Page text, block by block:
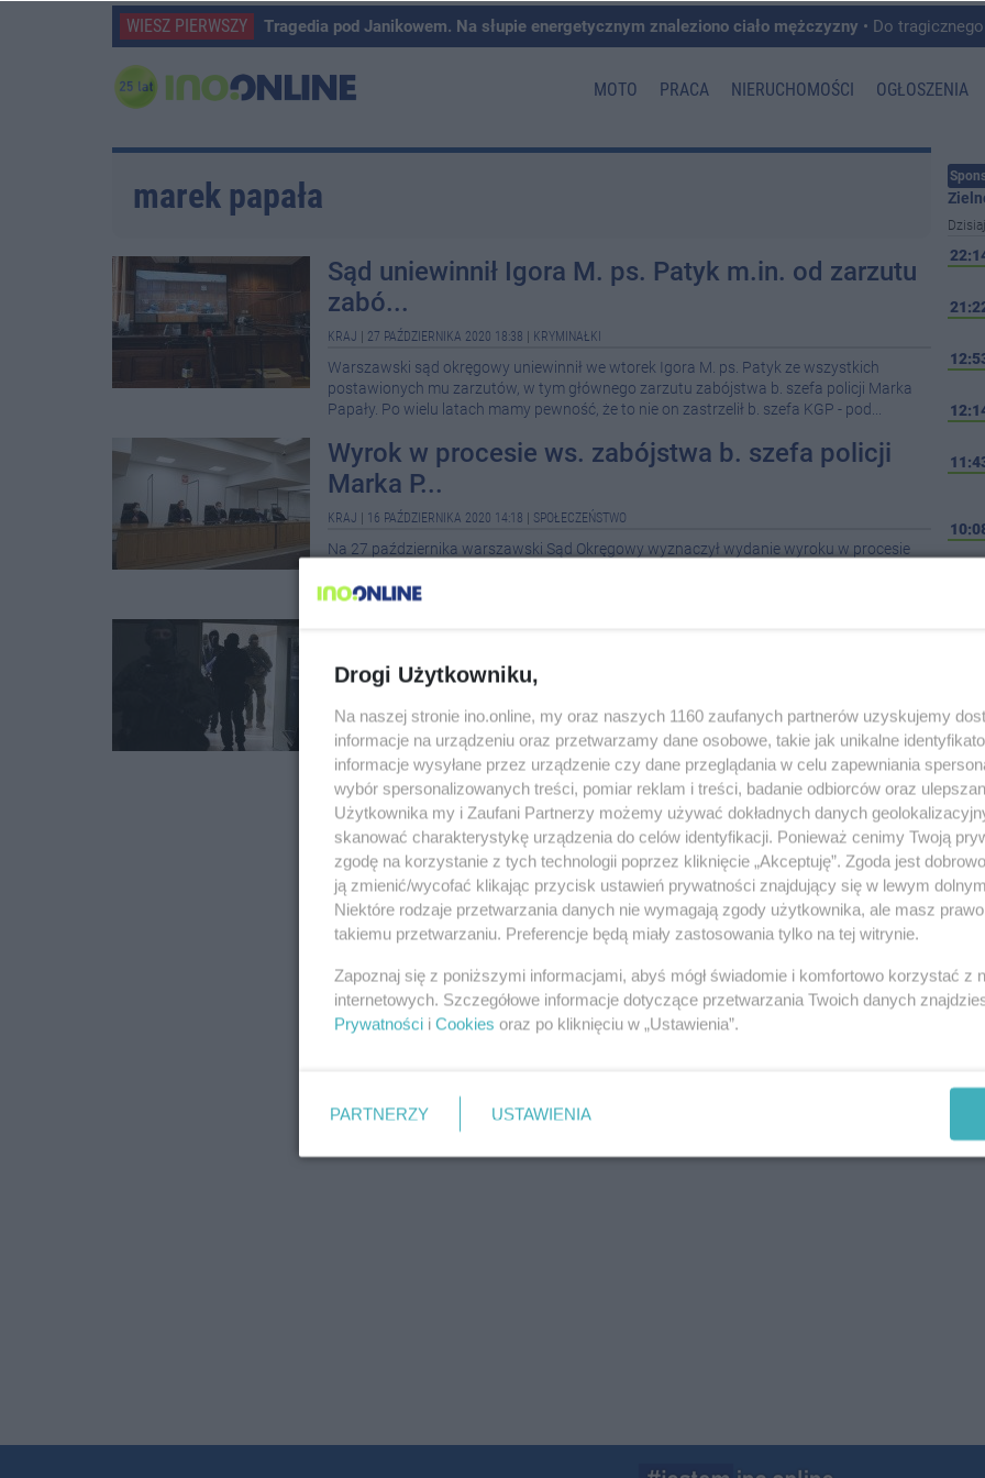
WIESZ PIERWSZY Tragedia pod Janikowem. Na słupie energetycznym znaleziono ciało mężczyzny • Do tragicznego zdarzenia doszło
MOTO PRACA NIERUCHOMOŚCI OGŁOSZENIA
marek papała
Sąd uniewinnił Igora M. ps. Patyk m.in. od zarzutu
zabó...
KRAJ 27 PAŹDZIERNIKA 2020 18:38 KRYMINAŁKI
Warszawski sąd okręgowy uniewinnił we wtorek Igora M. ps. Patyk ze wszystkich
postawionych mu zarzutów, w tym głównego zarzutu zabójstwa b. szefa policji Marka
Papały. Po wielu latach mamy pewność, że to nie on zastrzelił b. szefa KGP - pod...
Wyrok w procesie ws. zabójstwa b. szefa policji
Marka P...
KRAJ 16 PAŹDZIERNIKA 2020 14:18 SPOŁECZEŃSTWO
Na 27 października warszawski Sąd Okręgowy wyznaczył wydanie wyroku w procesie
będą jeszcze mowy końcowe. W piątek wygłaszała je obrona, przekonując m.in., że w...
Patyk, osk...
Prokuratura zażądała przed warszawskim sądem okręgowym kary dożywotniego
pozbawienia wolności dla Igora M., ps. Patyk, oskarżonego m.in. o zabójstwo b. szefa
policji Marka Papały. Proces w tej sprawie skończył się we wtorek po blisko pięciu...
Dzisiaj
12:42
Drogi Użytkowniku,
Na naszej stronie ino.online, my oraz naszych 1160 zaufanych partnerów uzyskujemy
informacje na urządzeniu oraz przetwarzamy dane osobowe, takie jak unikalne
informacje wysyłane przez urządzenie czy dane przeglądania w celu zapewniania
wybór spersonalizowanych treści, pomiar reklam i treści, badanie odbiorców oraz
Użytkownika my i Zaufani Partnerzy możemy używać dokładnych danych
skanować charakterystykę urządzenia do celów identyfikacji. Ponieważ cenimy Twoją
zgodę na korzystanie z tych technologii poprzez kliknięcie „Akceptuję”. Zgoda jest
ją zmienić/wycofać klikając przycisk ustawień prywatności znajdujący się w lewym
Niektóre rodzaje przetwarzania danych nie wymagają zgody użytkownika, ale masz
takiemu przetwarzaniu. Preferencje będą miały zastosowania tylko na tej witrynie.
Zapoznaj się z poniższymi informacjami, abyś mógł świadomie i komfortowo korzystać z
internetowych. Szczegółowe informacje dotyczące przetwarzania Twoich danych
Prywatności i Cookies oraz po kliknięciu w „Ustawienia”.
PARTNERZY USTAWIENIA